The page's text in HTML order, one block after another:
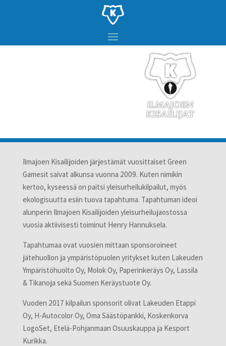
Ilmajoen Kisailijoiden järjestämät vuosittaiset Green
Gamesit saivat alkunsa vuonna 2009. Kuten nimikin
kertoo, kyseessä on paitsi yleisurheilukilpailut, myös
ekologisuutta esiin tuova tapahtuma. Tapahtuman ideoi
alunperin Ilmajoen Kisailijoiden yleisurheilujaostossa
vuosia aktiivisesti toiminut Henry Hannuksela.
Tapahtumaa ovat vuosien mittaan sponsoroineet
jätehuollon ja ympäristöpuolen yritykset kuten Lakeuden
Ympäristöhuolto Oy, Molok Oy, Paperinkeräys Oy, Lassila
& Tikanoja sekä Suomen Keräystuote Oy.
Vuoden 2017 kilpailun sponsorit olivat Lakeuden Etappi
Oy, H-Autocolor Oy, Oma Säästöpankki, Koskenkorva
LogoSet, Etelä-Pohjanmaan Osuuskauppa ja Kesport
Kurikka.